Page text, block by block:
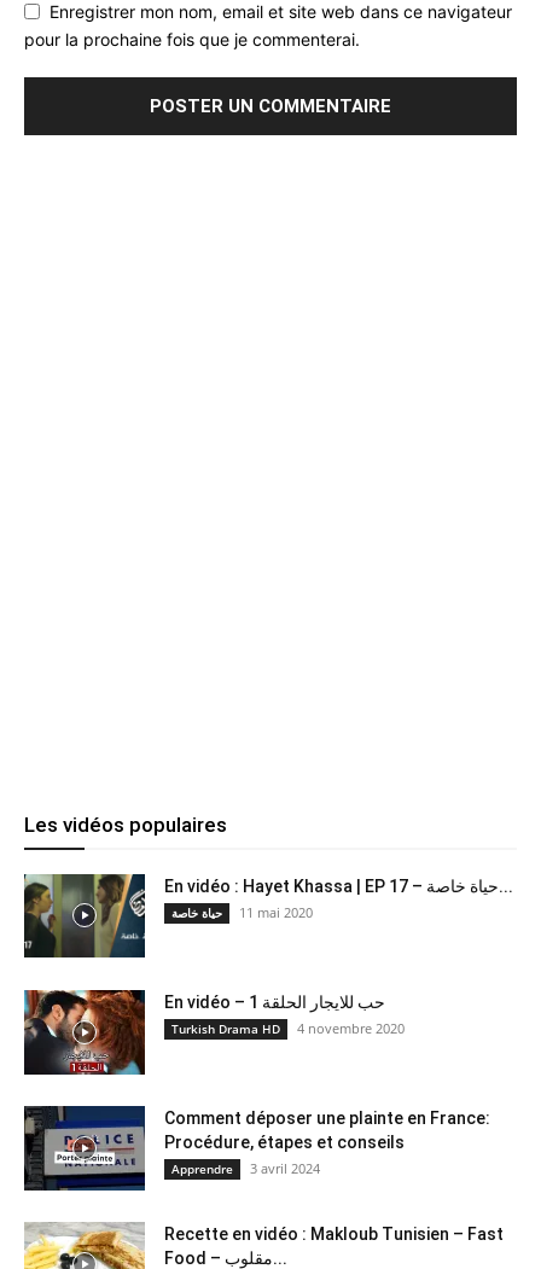
Enregistrer mon nom, email et site web dans ce navigateur
pour la prochaine fois que je commenterai.
Les vidéos populaires
En vidéo : Hayet Khassa | EP 17 – حياة خاصة...
حياة خاصة 11 mai 2020
En vidéo – حب للايجار الحلقة 1
Turkish Drama HD 4 novembre 2020
Comment déposer une plainte en France:
Procédure, étapes et conseils
Apprendre 3 avril 2024
Recette en vidéo : Makloub Tunisien – Fast
Food – مقلوب...